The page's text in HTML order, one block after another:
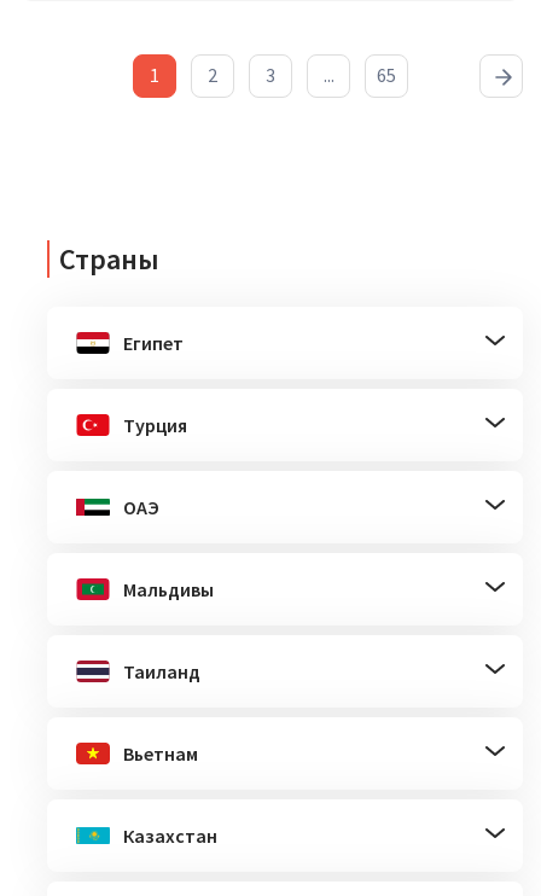
1 2 3 ... 65
Страны
Египет
Турция
ОАЭ
Мальдивы
Таиланд
Вьетнам
Казахстан